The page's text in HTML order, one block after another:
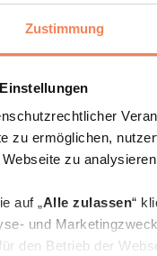
Zustimmung
zu ermöglichen,
zu
auf „Alle zulassen“
und
den Betrieb der